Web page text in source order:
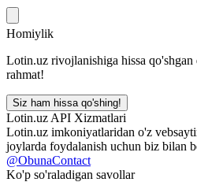
Homiylik
Lotin.uz rivojlanishiga hissa
rahmat!
Siz ham hissa qo'shing!
Lotin.uz API Xizmatlari
Lotin.uz imkoniyatlaridan o'z
joylarda foydalanish uchun biz bilan
@ObunaContact
Ko'p so'raladigan savollar